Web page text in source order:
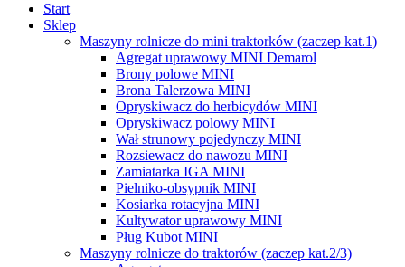
Start
Sklep
Maszyny rolnicze do mini traktorków (zaczep kat.1)
Agregat uprawowy MINI Demarol
Brony polowe MINI
Brona Talerzowa MINI
Opryskiwacz do herbicydów MINI
Opryskiwacz polowy MINI
Wał strunowy pojedynczy MINI
Rozsiewacz do nawozu MINI
Zamiatarka IGA MINI
Pielniko-obsypnik MINI
Kosiarka rotacyjna MINI
Kultywator uprawowy MINI
Pług Kubot MINI
Maszyny rolnicze do traktorów (zaczep kat.2/3)